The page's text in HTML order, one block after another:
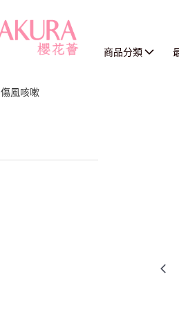
商品分類
傷風咳嗽